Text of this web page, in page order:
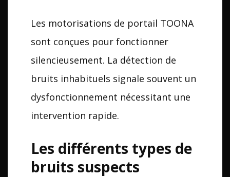
Les motorisations de portail TOONA
sont conçues pour fonctionner
silencieusement. La détection de
bruits inhabituels signale souvent un
dysfonctionnement nécessitant une
intervention rapide.
Les différents types de
bruits suspects